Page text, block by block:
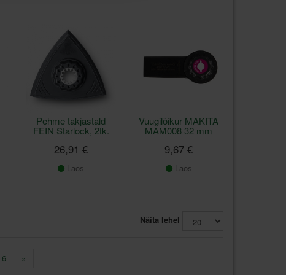
Pehme takjastald
FEIN Starlock, 2tk.
26,91 €
Laos
Vuugilõikur MAKITA
MAM008 32 mm
9,67 €
Laos
Näita lehel
6 »